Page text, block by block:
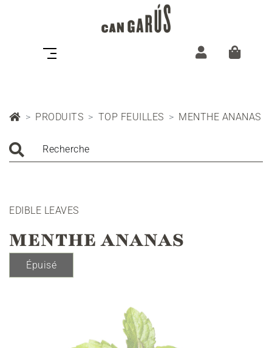
PRODUITS TOP FEUILLES MENTHE ANANAS
Recherche
EDIBLE LEAVES
MENTHE ANANAS
Épuisé